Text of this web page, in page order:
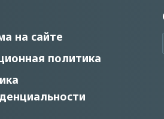
на сайте
политика